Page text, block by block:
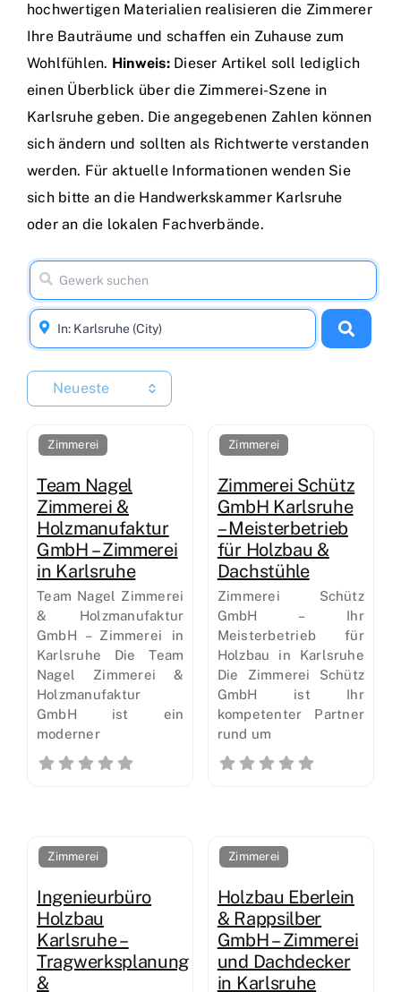
hochwertigen Materialien realisieren die Zimmerer
Ihre Bauträume und schaffen ein Zuhause zum
Wohlfühlen. Hinweis:Dieser Artikel soll lediglich
einen Überblick über die Zimmerei-Szene in
Karlsruhe geben. Die angegebenen Zahlen können
sich ändern und sollten als Richtwerte verstanden
werden. Für aktuelle Informationen wenden Sie
sich bitte an die Handwerkskammer Karlsruhe
oder an die lokalen Fachverbände.
Neueste
Zimmerei
Team Nagel
Zimmerei &
Holzmanufaktur
GmbH – Zimmerei
in Karlsruhe
Team Nagel Zimmerei
& Holzmanufaktur
GmbH – Zimmerei in
Karlsruhe Die Team
Nagel Zimmerei &
Holzmanufaktur
GmbH ist ein
moderner
Zimmerei
Zimmerei Schütz
GmbH Karlsruhe
– Meisterbetrieb
für Holzbau &
Dachstühle
Zimmerei Schütz
GmbH – Ihr
Meisterbetrieb für
Holzbau in Karlsruhe
Die Zimmerei Schütz
GmbH ist Ihr
kompetenter Partner
rund um
Zimmerei
Ingenieurbüro
Holzbau
Karlsruhe –
Tragwerksplanung
&
Zimmerei
Holzbau Eberlein
& Rappsilber
GmbH – Zimmerei
und Dachdecker
in Karlsruhe